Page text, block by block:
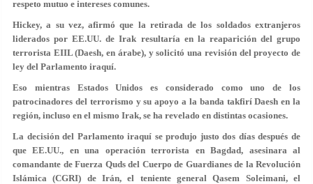
respeto mutuo e intereses comunes.
Hickey, a su vez, afirmó que la retirada de los soldados extranjeros
liderados por EE.UU. de Irak resultaría en la reaparición del grupo
terrorista EIIL (Daesh, en árabe), y solicitó una revisión del proyecto de
ley del Parlamento iraquí.
Eso mientras Estados Unidos es considerado como uno de los
patrocinadores del terrorismo y su apoyo a la banda takfirí Daesh en la
región, incluso en el mismo Irak, se ha revelado en distintas ocasiones.
La decisión del Parlamento iraquí se produjo justo dos días después de
que EE.UU., en una operación terrorista en Bagdad, asesinara al
comandante de Fuerza Quds del Cuerpo de Guardianes de la Revolución
Islámica (CGRI) de Irán, el teniente general Qasem Soleimani, el